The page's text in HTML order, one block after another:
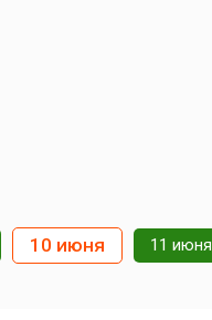
10 июня 11 июня